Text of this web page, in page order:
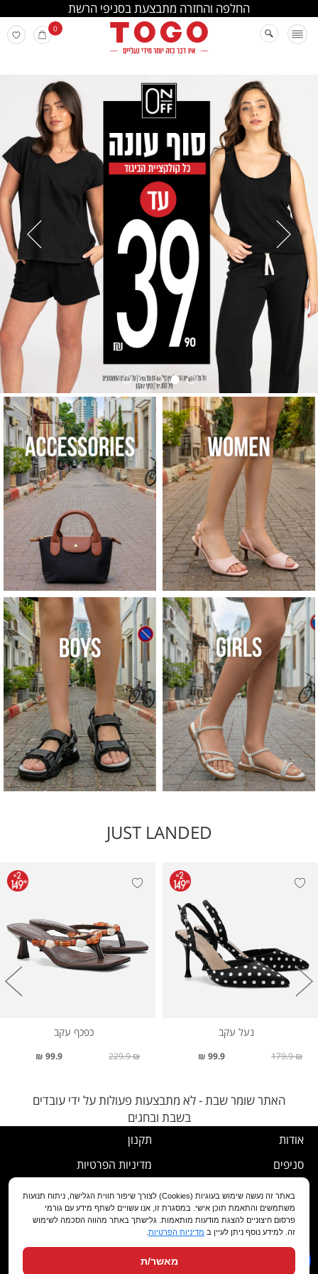
החלפה והחזרה מתבצעת בסניפי הרשת
0
JUST LANDED
כפכף עקב
99.9 ₪ 229.9 ₪
נעל עקב
99.9 ₪ 179.9 ₪
האתר שומר שבת - לא מתבצעות פעולות על ידי עובדים
בשבת ובחגים
אודות
סניפים
שירות לקוחות
מועדון לקוחות
תקנון
מדיניות הפרטיות
נוהל ביטול עסקה
מדיניות החלפה/החזרה/ביטול
הצהרת נגישות
באתר זה נעשה שימוש בעוגיות (Cookies) לצורך שיפור חווית הגלישה, ניתוח תנועות
משתמשים והתאמת תוכן אישי. במסגרת זו, אנו עשויים לשתף מידע עם גורמי
פרסום חיצוניים להצגת מודעות מותאמות. גלישתך באתר מהווה הסכמה לשימוש
זה. למידע נוסף ניתן לעיין ב מדיניות הפרטיות
מאשר/ת